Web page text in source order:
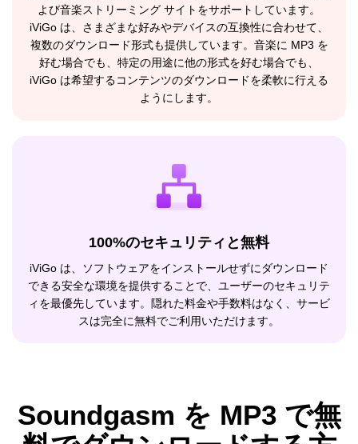
よび音楽ストリーミング サイトをサポートしています。
iViGo は、さまざまな好みやデバイスの互換性に合わせて、
複数のダウンロード形式も提供しています。音楽に MP3 を
好む場合でも、特定の用途に他の形式を好む場合でも、
iViGo は希望するコンテンツのダウンロードを柔軟に行える
ようにします。
100%のセキュリティと無料
iViGo は、ソフトウェアをインストールせずにダウンロード
できる安全な環境を提供することで、ユーザーのセキュリテ
ィを最優先しています。隠れた料金や手数料はなく、サービ
スは完全に無料でご利用いただけます。
Soundgasm を MP3 で無